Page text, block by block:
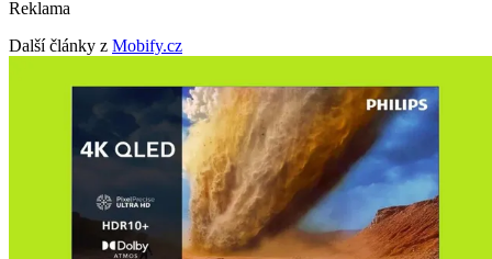
Reklama
Další články z Mobify.cz